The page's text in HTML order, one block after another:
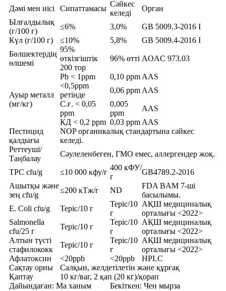
Дәмі мен иісі Сипаттамасы
Сәйкес
келеді
Орган
Ылғалдылық
(г/100 г)
≤6% 3,0%
GB 5009.3-2016 I
Күл (г/100 г)
≤10% 5,8%
GB 5009.4-2016 I
Бөлшектердің
өлшемі
95%
өткізгіштік
200 тор
96% өтті AOAC 973.03
Ауыр металл
(мг/кг)
Pb < 1ppm 0,10 ppm AAS
<0,5ppm
ретінде
0,06 ppm AAS
С.ғ. < 0,05
ppm
0,005
ppm
AAS
КД < 0,2 ppm 0,03 ppm AAS
Пестицид
қалдығы
NOP органикалық стандартына сәйкес
келеді.
Реттеуші/
Таңбалау
Сәулеленбеген, ГМО емес, аллергендер жоқ.
TPC cfu/g ≤10 000 кфу/г
400 кФУ/
г
GB4789.2-2016
Ашытқы және
зең cfu/g
≤200 кТж/г ND
FDA BAM 7-ші
басылымы.
E. Coli cfu/g
Теріс/10 г
Теріс/10
г
АҚШ медициналық
орталығы <2022>
Salmonella
cfu/25 г
Теріс/10 г
Теріс/10
г
АҚШ медициналық
орталығы <2022>
Алтын түсті
стафилококк
Теріс/10 г
Теріс/10
г
АҚШ медициналық
орталығы <2022>
Афлатоксин
<20ppb <20ppb
HPLC
Сақтау орны
Салқын, желдетілетін және құрғақ
Қаптау
10 кг/ваг, 2 қап (20 кг)/қорап
Дайындаған: Ма ханым
Бекіткен: Чен мырза